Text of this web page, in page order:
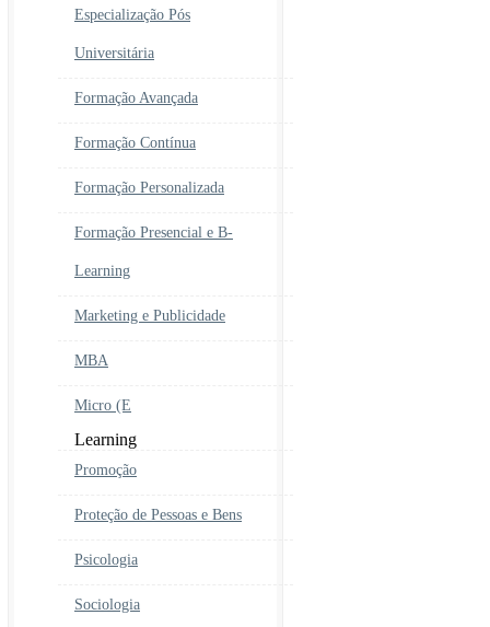
Especialização Pós
Universitária
Formação Avançada
Formação Contínua
Formação Personalizada
Formação Presencial e B-
Learning
Marketing e Publicidade
MBA
Micro (E
Learning
Promoção
Proteção de Pessoas e Bens
Psicologia
Sociologia